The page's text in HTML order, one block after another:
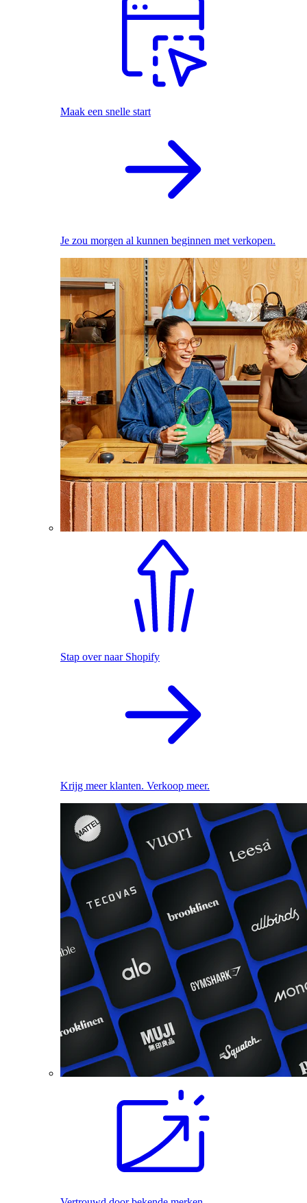
Maak een snelle start
Je zou morgen al kunnen beginnen met verkopen.
Stap over naar Shopify
Krijg meer klanten. Verkoop meer.